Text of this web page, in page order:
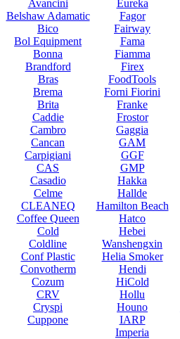
Avancini
Belshaw Adamatic
Bico
Bol Equipment
Bonna
Brandford
Bras
Brema
Brita
Caddie
Cambro
Cancan
Carpigiani
CAS
Casadio
Celme
CLEANEQ
Coffee Queen
Cold
Coldline
Conf Plastic
Convotherm
Cozum
CRV
Cryspi
Cuppone
Eureka
Fagor
Fairway
Fama
Fiamma
Firex
FoodTools
Forni Fiorini
Franke
Frostor
Gaggia
GAM
GGF
GMP
Hakka
Hallde
Hamilton Beach
Hatco
Hebei
Wanshengxin
Helia Smoker
Hendi
HiCold
Hollu
Houno
IARP
Imperia